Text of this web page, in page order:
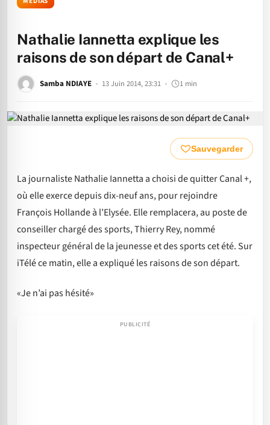
Nathalie Iannetta explique les
raisons de son départ de Canal+
Samba NDIAYE 13 Juin 2014, 23:31 1 min
Sauvegarder
La journaliste Nathalie Iannetta a choisi de quitter Canal +,
où elle exerce depuis dix-neuf ans, pour rejoindre
François Hollande à l’Elysée. Elle remplacera, au poste de
conseiller chargé des sports, Thierry Rey, nommé
inspecteur général de la jeunesse et des sports cet été. Sur
iTélé ce matin, elle a expliqué les raisons de son départ.
«Je n’ai pas hésité»